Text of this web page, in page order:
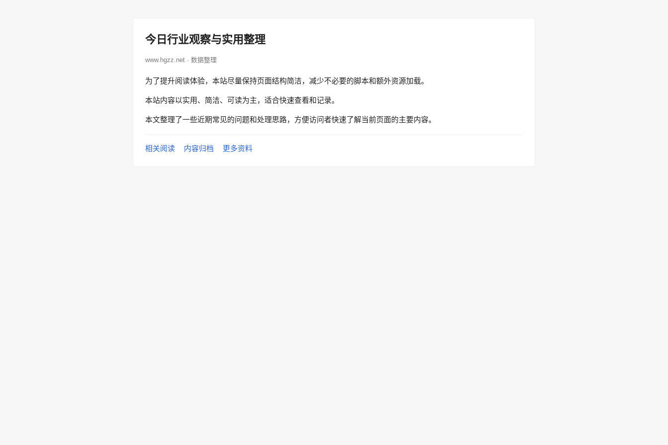
今日行业观察与实用整理
www.hgzz.net · 数据整理
为了提升阅读体验，本站尽量保持页面结构简洁，减少不必要的脚本和额外资源加载。
本站内容以实用、简洁、可读为主，适合快速查看和记录。
本文整理了一些近期常见的问题和处理思路，方便访问者快速了解当前页面的主要内容。
相关阅读 内容归档 更多资料